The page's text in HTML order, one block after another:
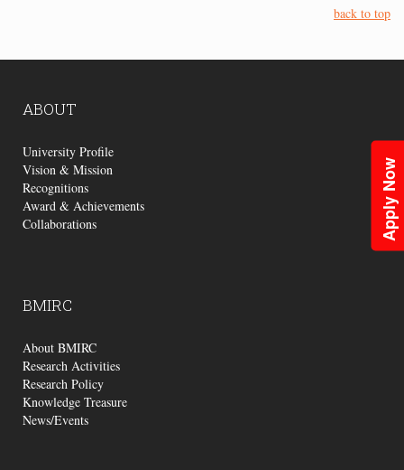
Apply Now
back to top
ABOUT
University Profile
Vision & Mission
Recognitions
Award & Achievements
Collaborations
BMIRC
About BMIRC
Research Activities
Research Policy
Knowledge Treasure
News/Events